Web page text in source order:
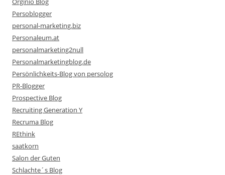
Persoblogger
personal-marketing.biz
Personaleum.at
personalmarketing2null
Personalmarketingblog.de
Persönlichkeits-Blog von persolog
PR-Blogger
Prospective Blog
Recruiting Generation Y
Recruma Blog
REthink
saatkorn
Salon der Guten
Schlachte´s Blog